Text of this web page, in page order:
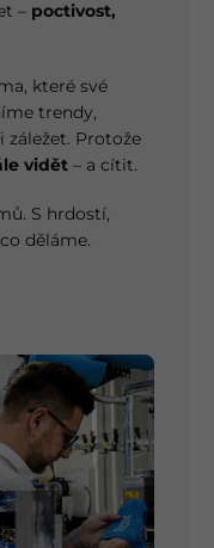
– poctivost,
které své
trendy,
záležet. Protože
vidět – a cítit.
S hrdostí,
děláme.